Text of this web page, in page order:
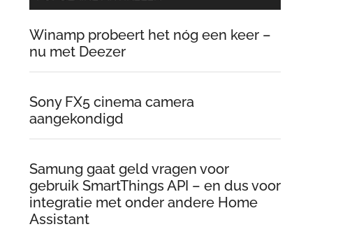
Winamp probeert het nóg een keer –
nu met Deezer
Sony FX5 cinema camera
aangekondigd
Samung gaat geld vragen voor
gebruik SmartThings API – en dus voor
integratie met onder andere Home
Assistant